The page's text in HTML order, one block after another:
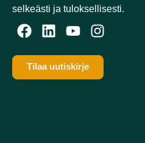
selkeästi ja tuloksellisesti.​
Tilaa uutiskirje